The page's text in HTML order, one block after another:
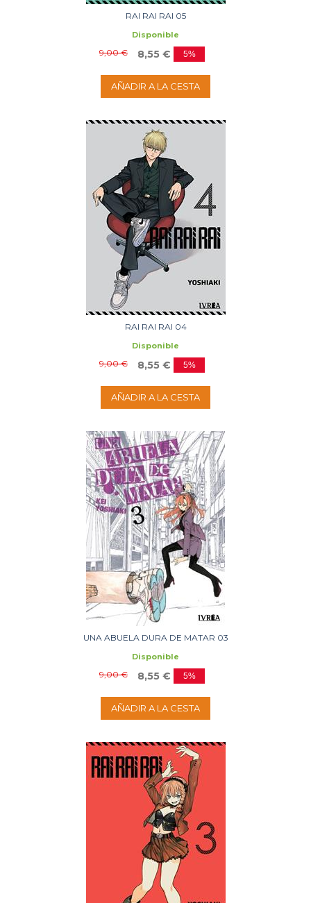
RAI RAI RAI 05
Disponible
9,00 € 8,55 € 5%
AÑADIR A LA CESTA
RAI RAI RAI 04
Disponible
9,00 € 8,55 € 5%
AÑADIR A LA CESTA
UNA ABUELA DURA DE MATAR 03
Disponible
9,00 € 8,55 € 5%
AÑADIR A LA CESTA